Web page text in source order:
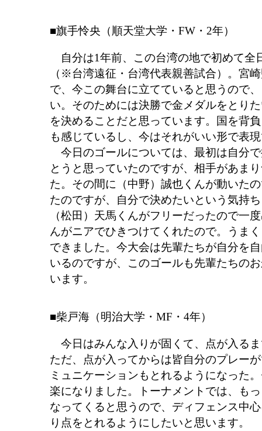
■旗手怜央（順天堂大学・FW・2年）
自分は1年前、この台湾の地で初めて全
（※台湾遠征・台湾代表親善試合）。宮
で、今この舞台に立てていると思うので
い。そのためには決勝で金メダルをとり
を決めることだと思っています。国を背
も感じているし、今はそれがいい形で表
今日のゴールについては、最初は自分
とうと思っていたのですが、相手があま
た。その間に（中野）誠也くんが動いた
たのですが、自分で決めたいという気持
（松田）天馬くんがフリーだったので一
んがニアでひきつけてくれたので。うま
できました。今大会は先輩たちが自分を
いるのですが、このゴールも先輩たちの
います。
■柴戸海（明治大学・MF・4年）
今日はみんな入りが固くて、点が入る
ただ、点が入ってからは皆自分のプレー
ミュニケーションもとれるようになった
楽になりました。トーナメントでは、も
なってくると思うので、ディフェンス中
り点をとれるようにしたいと思います。